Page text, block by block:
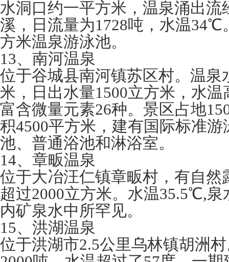
水洞口约一平方米，温泉涌出流
溪，日流量为1728吨，水温34℃
方米温泉游泳池。
13、南河温泉
位于谷城县南河镇苏区村。温泉
米，日出水量1500立方米，水
富含微量元素26种。景区占地
积4500平方米，建有国际标准
池、普通浴池和淋浴室。
14、章畈温泉
位于大冶汪仁镇章畈村，有自然
超过2000立方米。水温35.5℃,
内矿泉水中所罕见。
15、洪湖温泉
位于洪湖市2.5公里乌林镇胡洲